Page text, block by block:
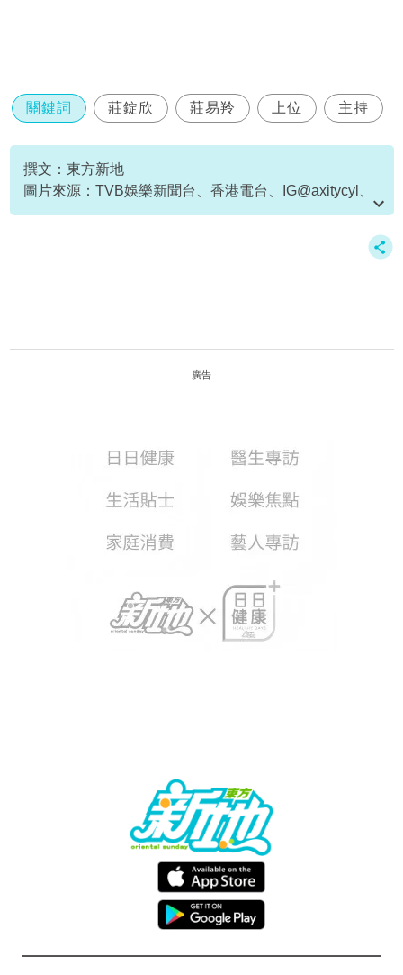
關鍵詞 莊錠欣 莊易羚 上位 主持
撰文：東方新地
圖片來源：TVB娛樂新聞台、香港電台、IG@axitycyl、
IG@chrissienana
廣告